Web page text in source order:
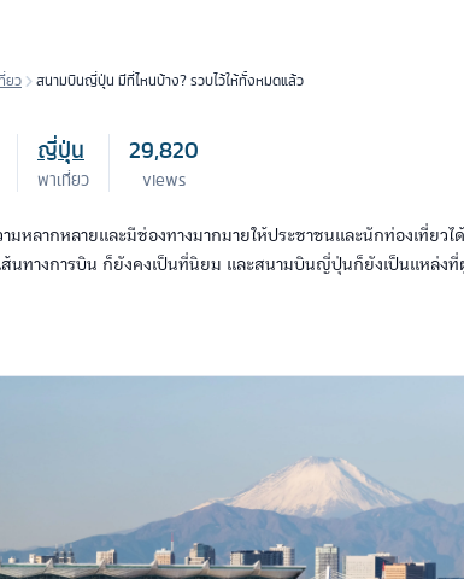
ยว สนามบินญี่ปุ่น มีที่ไหนบ้าง? รวบไว้ให้ทั้งหมดแล้ว
ญี่ปุ่น
พาเที่ยว
29,820
views
หลากหลายและมีช่องทางมากมายให้ประชาชนและนักท่องเที่ยวไ
ส้นทางการบิน ก็ยังคงเป็นที่นิยม และสนามบินญี่ปุ่นก็ยังเป็นแหล่ง